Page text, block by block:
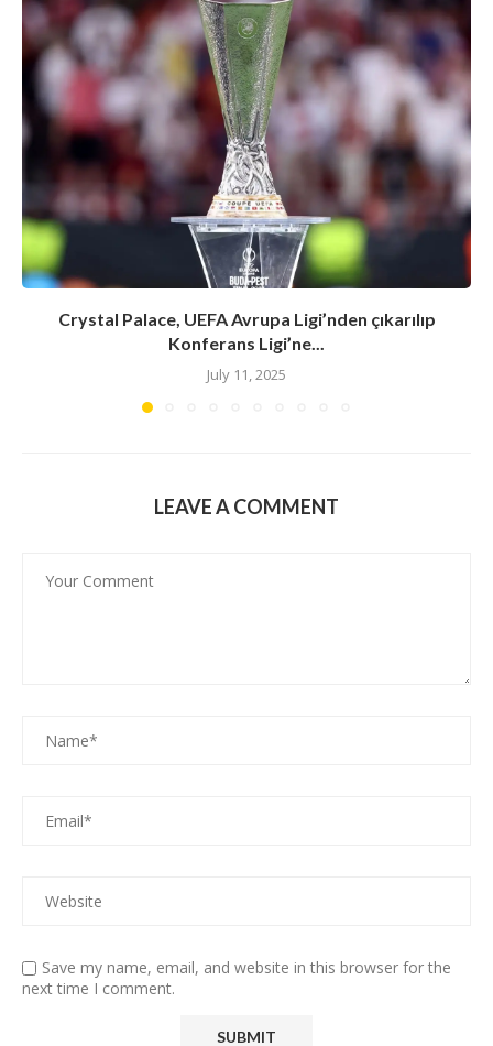
Crystal Palace, UEFA Avrupa Ligi’nden çıkarılıp
Konferans Ligi’ne...
July 11, 2025
LEAVE A COMMENT
Save my name, email, and website in this browser for the
next time I comment.